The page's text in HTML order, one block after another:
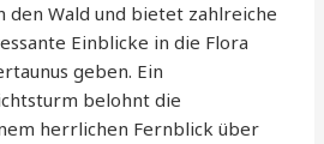
den Wald und bietet zahlreiche
Einblicke in die Flora
geben. Ein
belohnt die
herrlichen Fernblick über